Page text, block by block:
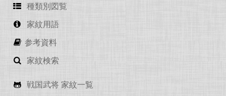
種類別図覧
家紋用語
参考資料
家紋検索
戦国武将 家紋一覧